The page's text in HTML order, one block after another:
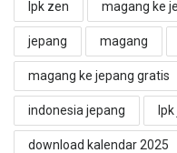
lpk zen magang ke
jepang magang
magang ke jepang gratis
indonesia jepang
download kalendar 2025